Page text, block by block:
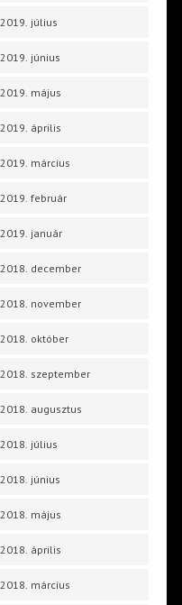
2019. július
2019. június
2019. május
2019. április
2019. március
2019. február
2019. január
2018. december
2018. november
2018. október
2018. szeptember
2018. augusztus
2018. július
2018. június
2018. május
2018. április
2018. március